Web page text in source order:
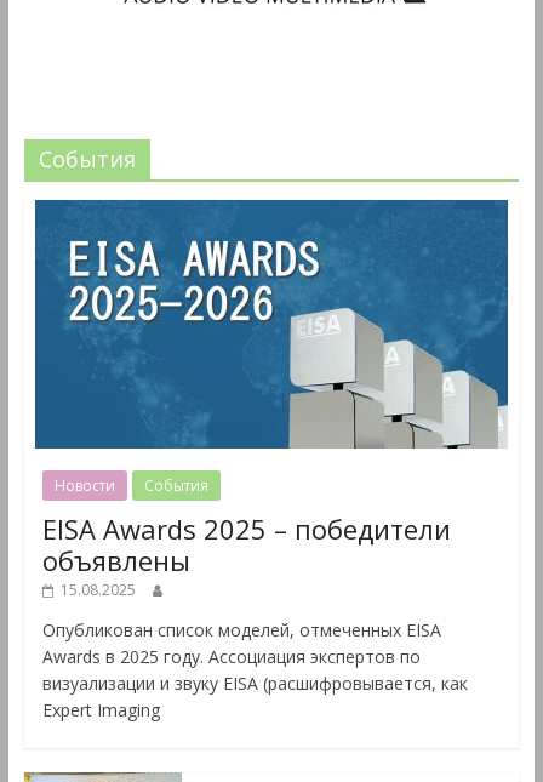
События
Новости События
EISA Awards 2025 – победители
объявлены
15.08.2025
Опубликован список моделей, отмеченных EISA
Awards в 2025 году. Ассоциация экспертов по
визуализации и звуку EISA (расшифровывается, как
Expert Imaging